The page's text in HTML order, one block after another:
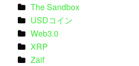
The Sandbox
USDコイン
Web3.0
XRP
Zaif